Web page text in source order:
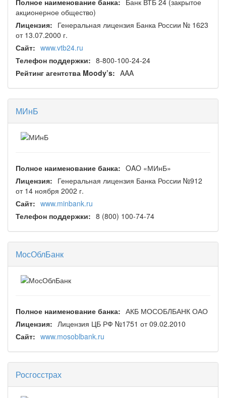
акционерное общество)
Лицензия: Генеральная лицензия Банка России № 1623
от 13.07.2000 г.
Сайт: www.vtb24.ru
Телефон поддержки: 8-800-100-24-24
Рейтинг агентства Moody’s: AAA
МИнБ
Полное наименование банка: OAO «МИнБ»
Лицензия: Генеральная лицензия Банка России №912
от 14 ноября 2002 г.
Сайт: www.minbank.ru
Телефон поддержки: 8 (800) 100-74-74
МосОблБанк
Полное наименование банка: АКБ МОСОБЛБАНК ОАО
Лицензия: Лицензия ЦБ РФ №1751 от 09.02.2010
Сайт: www.mosoblbank.ru
Росгосстрах